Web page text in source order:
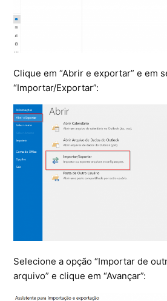
Clique em “Abrir e exportar” e em
“Importar/Exportar”:
Selecione a opção “Importar de
arquivo” e clique em “Avançar”: